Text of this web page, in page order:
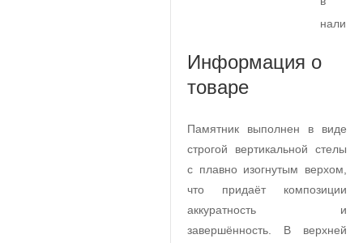
Информация о
товаре
Памятник выполнен в виде
строгой вертикальной стелы
с плавно изогнутым верхом,
что придаёт композиции
аккуратность и
завершённость. В верхней